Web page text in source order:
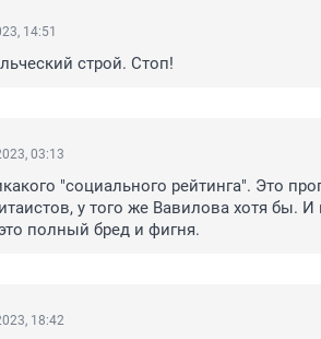
14:51
строй. Стоп!
03:13
"социального рейтинга". Это
у того же Вавилова хотя бы. И
полный бред и фигня.
18:42